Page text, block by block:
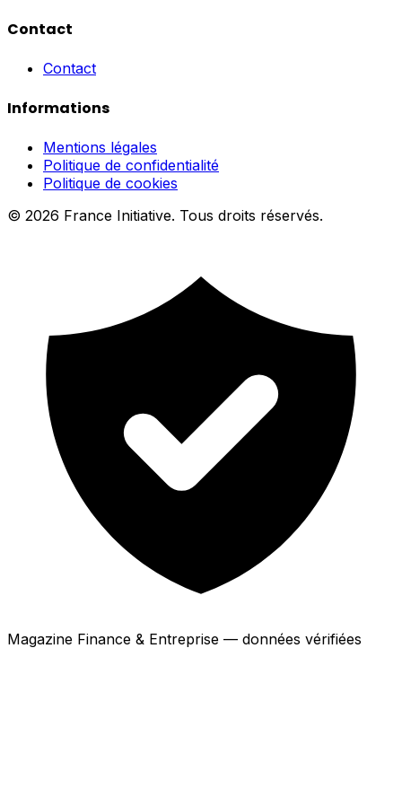
Contact
Contact
Informations
Mentions légales
Politique de confidentialité
Politique de cookies
© 2026 France Initiative. Tous droits réservés.
Magazine Finance & Entreprise — données vérifiées